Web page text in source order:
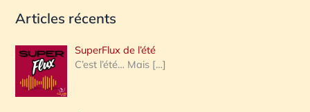
c
e
r
c
Articles récents
SuperFlux de l’été
C’est l’été… Mais […]